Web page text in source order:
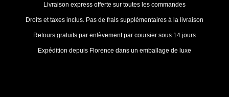
Livraison express offerte sur toutes les commandes
Droits et taxes inclus. Pas de frais supplémentaires à la livraison
Retours gratuits par enlèvement par coursier sous 14 jours
Expédition depuis Florence dans un emballage de luxe